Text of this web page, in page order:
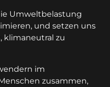
Umweltbelastung
und setzen uns
klimaneutral zu
im
zusammen,